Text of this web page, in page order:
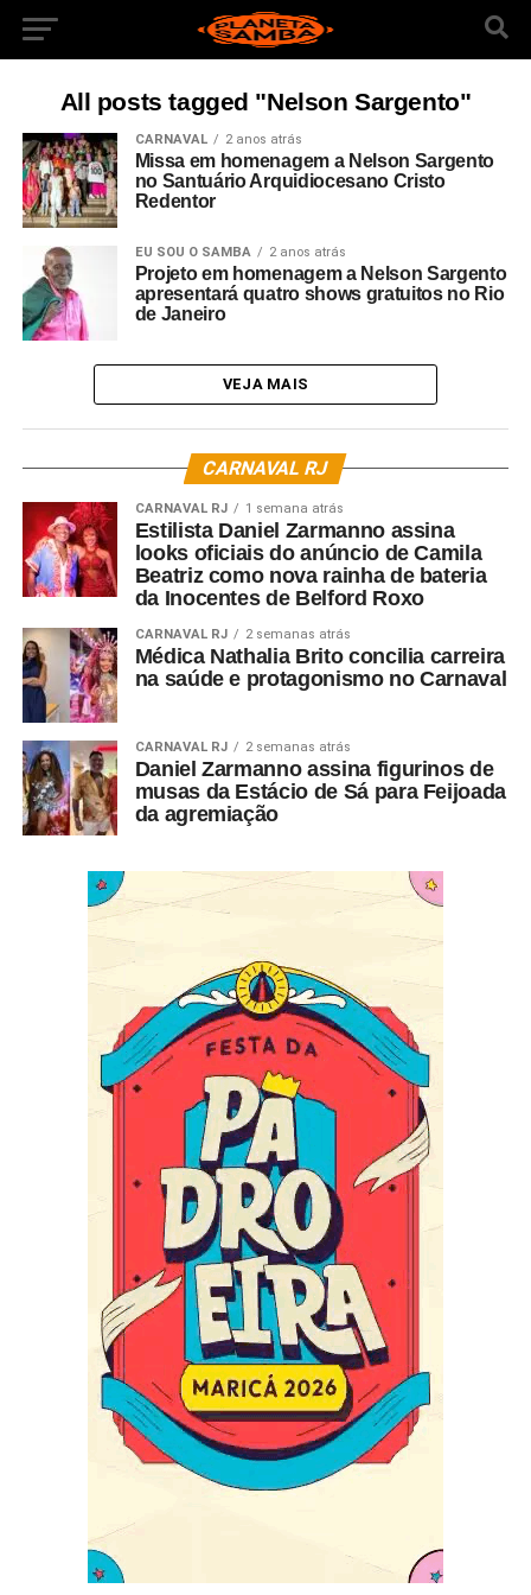
All posts tagged "Nelson Sargento"
CARNAVAL 2 anos atrás
Missa em homenagem a Nelson Sargento
no Santuário Arquidiocesano Cristo
Redentor
EU SOU O SAMBA 2 anos atrás
Projeto em homenagem a Nelson Sargento
apresentará quatro shows gratuitos no Rio
de Janeiro
VEJA MAIS
CARNAVAL RJ
CARNAVAL RJ 1 semana atrás
Estilista Daniel Zarmanno assina
looks oficiais do anúncio de Camila
Beatriz como nova rainha de bateria
da Inocentes de Belford Roxo
CARNAVAL RJ 2 semanas atrás
Médica Nathalia Brito concilia carreira
na saúde e protagonismo no Carnaval
CARNAVAL RJ 2 semanas atrás
Daniel Zarmanno assina figurinos de
musas da Estácio de Sá para Feijoada
da agremiação